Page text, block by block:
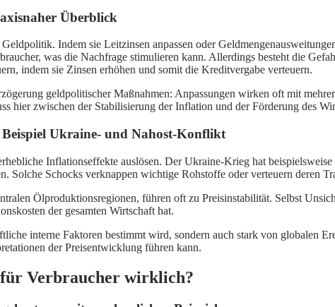
Überblick
Indem sie Leitzinsen anpassen oder
was die Nachfrage stimulieren kann. Allerdings besteht die
indem sie Zinsen erhöhen und somit die Kreditvergabe verteuern.
geldpolitischer Maßnahmen: Anpassungen wirken oft mit
hier zwischen der Stabilisierung der Inflation und der Förderung des
Beispiel Ukraine- und Nahost-Konflikt
Inflationseffekte auslösen. Der Ukraine-Krieg hat
Solche Schocks verknappen wichtige Rohstoffe oder verteuern deren
Ölproduktionsregionen, führen oft zu Preisinstabilität. Selbst
der gesamten Wirtschaft hat.
interne Faktoren bestimmt wird, sondern auch stark von globalen
der Preisentwicklung führen kann.
Verbraucher wirklich?